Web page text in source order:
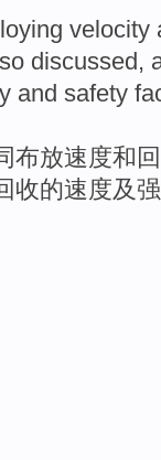
velocity
discussed,
and safety
布放速度和
收的速度及